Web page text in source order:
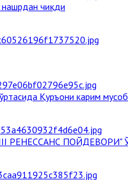
нашрдан чиқди
Қуръони карим
РЕНЕССАНС